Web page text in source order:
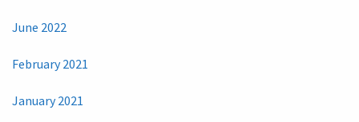
June 2022
February 2021
January 2021